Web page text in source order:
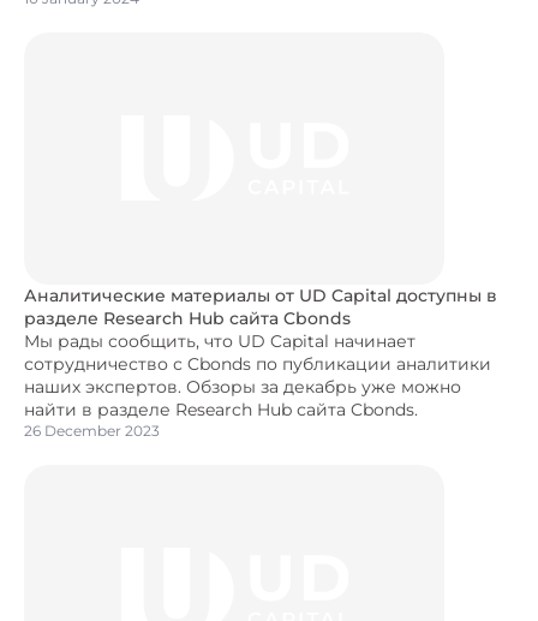
Аналитические материалы от UD Capital доступны в
разделе Research Hub сайта Cbonds
Мы рады сообщить, что UD Capital начинает
сотрудничество с Cbonds по публикации аналитики
наших экспертов. Обзоры за декабрь уже можно
найти в разделе Research Hub сайта Cbonds.
26 December 2023